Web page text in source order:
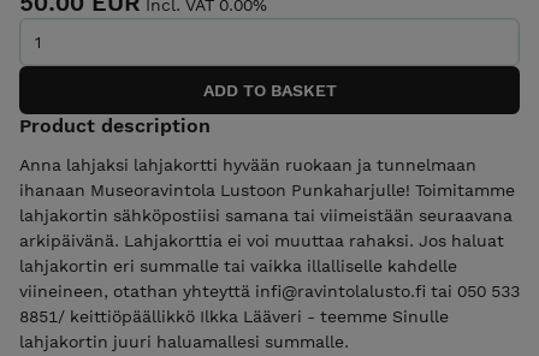
Incl. VAT 0.00%
Product description
Anna lahjaksi lahjakortti hyvään ruokaan ja tunnelmaan
ihanaan Museoravintola Lustoon Punkaharjulle! Toimitamme
lahjakortin sähköpostiisi samana tai viimeistään seuraavana
arkipäivänä. Lahjakorttia ei voi muuttaa rahaksi. Jos haluat
lahjakortin eri summalle tai vaikka illalliselle kahdelle
viineineen, otathan yhteyttä infi@ravintolalusto.fi tai 050 533
8851/ keittiöpäällikkö Ilkka Lääveri - teemme Sinulle
lahjakortin juuri haluamallesi summalle.